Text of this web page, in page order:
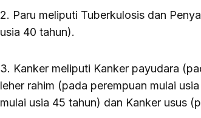
2. Paru meliputi Tuberkulosis dan
usia 40 tahun).
3. Kanker meliputi Kanker payudara
leher rahim (pada perempuan mulai
mulai usia 45 tahun) dan Kanker usus